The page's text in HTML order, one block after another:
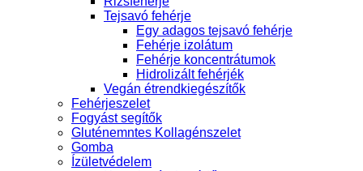
Tejsavó fehérje
Egy adagos tejsavó fehérje
Fehérje izolátum
Fehérje koncentrátumok
Hidrolizált fehérjék
Vegán étrendkiegészítők
Fehérjeszelet
Fogyást segítők
Gluténemntes Kollagénszelet
Gomba
Ízületvédelem